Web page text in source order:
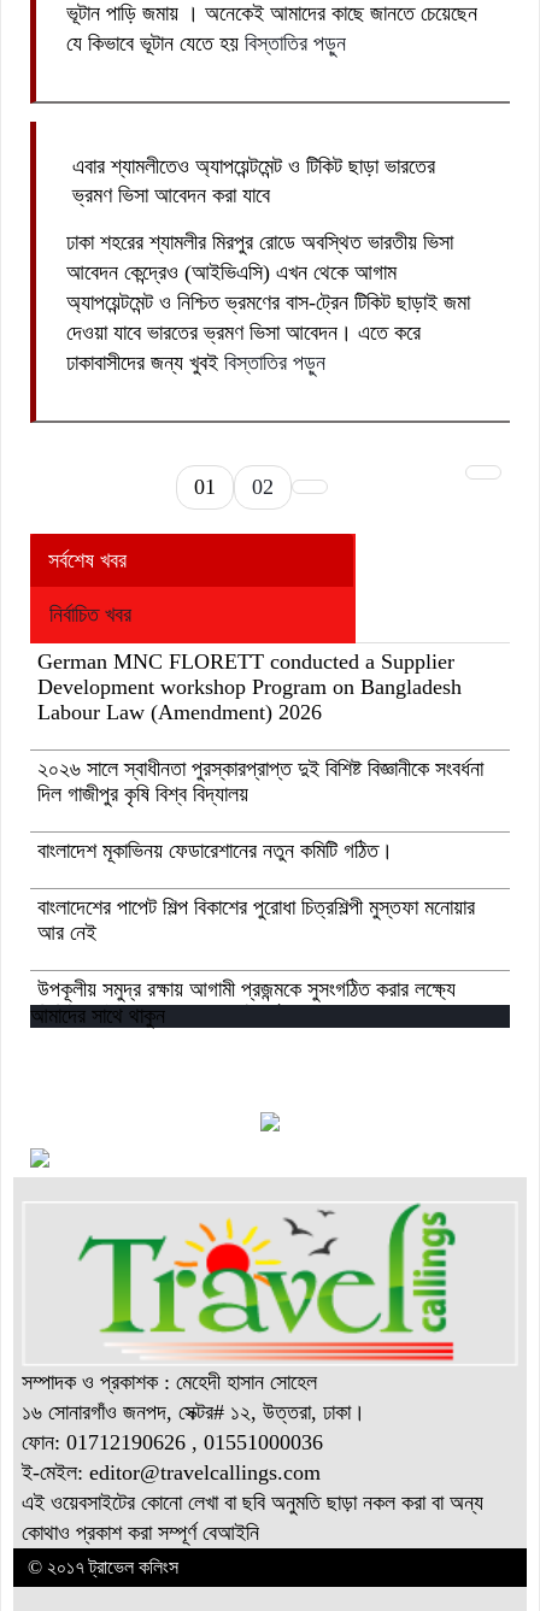
ভূটান পাড়ি জমায় । অনেকেই আমাদের কাছে জানতে চেয়েছেন
যে কিভাবে ভূটান যেতে হয় বিস্তাতির পড়ুন
এবার শ্যামলীতেও অ্যাপয়েন্টমেন্ট ও টিকিট ছাড়া ভারতের
ভ্রমণ ভিসা আবেদন করা যাবে
ঢাকা শহরের শ্যামলীর মিরপুর রোডে অবস্থিত ভারতীয় ভিসা
আবেদন কেন্দ্রেও (আইভিএসি) এখন থেকে আগাম
অ্যাপয়েন্টমেন্ট ও নিশ্চিত ভ্রমণের বাস-ট্রেন টিকিট ছাড়াই জমা
দেওয়া যাবে ভারতের ভ্রমণ ভিসা আবেদন। এতে করে
ঢাকাবাসীদের জন্য খুবই বিস্তাতির পড়ুন
01 02
সর্বশেষ খবর
নির্বাচিত খবর
German MNC FLORETT conducted a Supplier
Development workshop Program on Bangladesh
Labour Law (Amendment) 2026
২০২৬ সালে স্বাধীনতা পুরস্কারপ্রাপ্ত দুই বিশিষ্ট বিজ্ঞানীকে সংবর্ধনা
দিল গাজীপুর কৃষি বিশ্ব বিদ্যালয়
বাংলাদেশ মূকাভিনয় ফেডারেশানের নতুন কমিটি গঠিত।
বাংলাদেশের পাপেট শিল্প বিকাশের পুরোধা চিত্রশিল্পী মুস্তফা মনোয়ার
আর নেই
উপকূলীয় সমুদ্র রক্ষায় আগামী প্রজন্মকে সুসংগঠিত করার লক্ষ্যে
ডিজিটাল ‘ইউথ ফর ওশান’ প্ল্যাটফর্ম’-এর সুচনা
আমাদের সাথে থাকুন
সম্পাদক ও প্রকাশক : মেহেদী হাসান সোহেল
১৬ সোনারগাঁও জনপদ, সেক্টর# ১২, উত্তরা, ঢাকা।
ফোন: 01712190626 , 01551000036
ই-মেইল: editor@travelcallings.com
এই ওয়েবসাইটের কোনো লেখা বা ছবি অনুমতি ছাড়া নকল করা বা অন্য
কোথাও প্রকাশ করা সম্পূর্ণ বেআইনি
© ২০১৭ ট্রাভেল কলিংস